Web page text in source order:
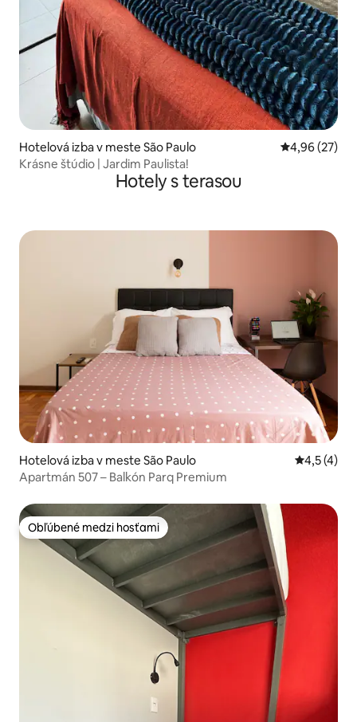
Hotelová izba v meste São Paulo Priemerné
4,96 (27)
Krásne štúdio | Jardim Paulista!
Hotely s terasou
Hotelová izba v meste São Paulo Priemerné
4,5 (4)
Apartmán 507 – Balkón Parq Premium
Obľúbené medzi hosťami
Obľúbené medzi hosťami